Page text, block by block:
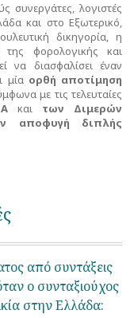
συνεργάτες, λογιστές
και στο Εξωτερικό,
δικηγορία, η
φορολογικής και
να διασφαλίσει έναν
μία ορθή αποτίμηση
με τις τελευταίες
και των Διμερών
αποφυγή διπλής
από συντάξεις
ο συνταξιούχος
στην Ελλάδα: